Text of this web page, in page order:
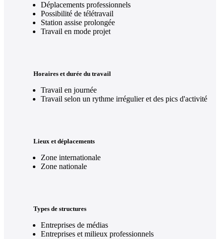
Déplacements professionnels
Possibilité de télétravail
Station assise prolongée
Travail en mode projet
Horaires et durée du travail
Travail en journée
Travail selon un rythme irrégulier et des pics d'activité
Lieux et déplacements
Zone internationale
Zone nationale
Types de structures
Entreprises de médias
Entreprises et milieux professionnels